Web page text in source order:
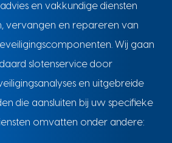
en vakkundige diensten
vervangen en repareren van
Wij gaan
slotenservice door
en uitgebreide
die aansluiten bij uw specifieke
omvatten onder andere: